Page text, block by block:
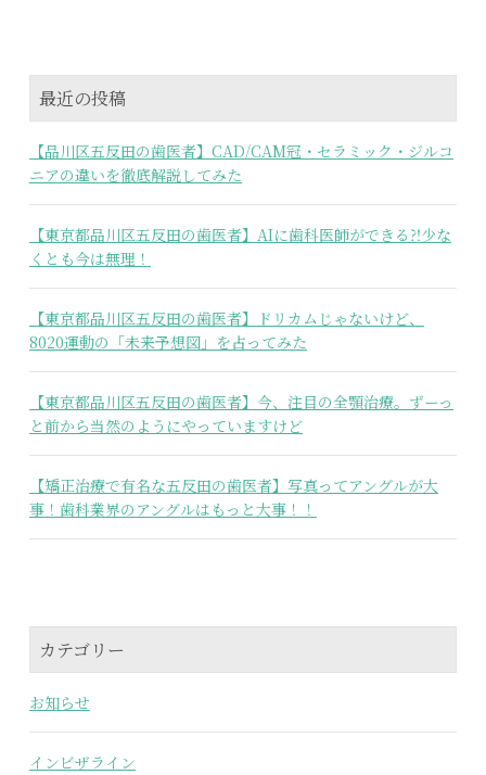
最近の投稿
【品川区五反田の歯医者】CAD/CAM冠・セラミック・ジルコ
ニアの違いを徹底解説してみた
【東京都品川区五反田の歯医者】AIに歯科医師ができる⁈少な
くとも今は無理！
【東京都品川区五反田の歯医者】ドリカムじゃないけど、
8020運動の「未来予想図」を占ってみた
【東京都品川区五反田の歯医者】今、注目の全顎治療。ずーっ
と前から当然のようにやっていますけど
【矯正治療で有名な五反田の歯医者】写真ってアングルが大
事！歯科業界のアングルはもっと大事！！
カテゴリー
お知らせ
インビザライン